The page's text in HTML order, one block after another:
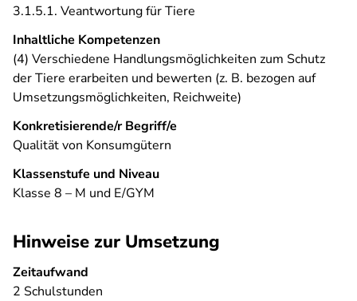
3.1.5.1. Veantwortung für Tiere
Inhaltliche Kompetenzen
(4) Verschiedene Handlungsmöglichkeiten zum Schutz
der Tiere erarbeiten und bewerten (z. B. bezogen auf
Umsetzungsmöglichkeiten, Reichweite)
Konkretisierende/r Begriff/e
Qualität von Konsumgütern
Klassenstufe und Niveau
Klasse 8 – M und E/GYM
Hinweise zur Umsetzung
Zeitaufwand
2 Schulstunden